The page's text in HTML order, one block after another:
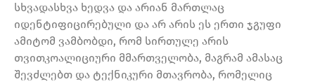
სხვადასხვა ხედვა და არიან მართლაც
იდენტიფიცირებული და არ არის ეს ერთი ჯგუფი
ამიტომ ვამბობდი, რომ სირთულე არის
თვითკოალიციური მმართველობა, მაგრამ ამასაც
შევძლებთ და ტექნიკური მთავრობა, რომელიც